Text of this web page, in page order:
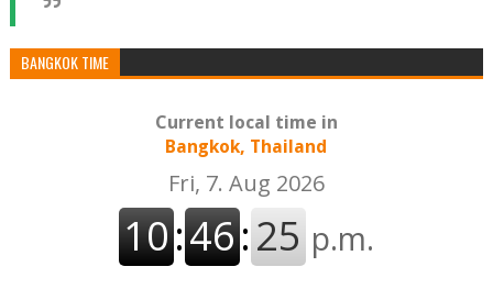
BANGKOK TIME
Current local time in
Bangkok, Thailand